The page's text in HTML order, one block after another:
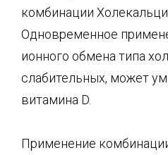
комбинации
Одновременное
ионного обмена типа
слабительных, может
витамина D.
Применение